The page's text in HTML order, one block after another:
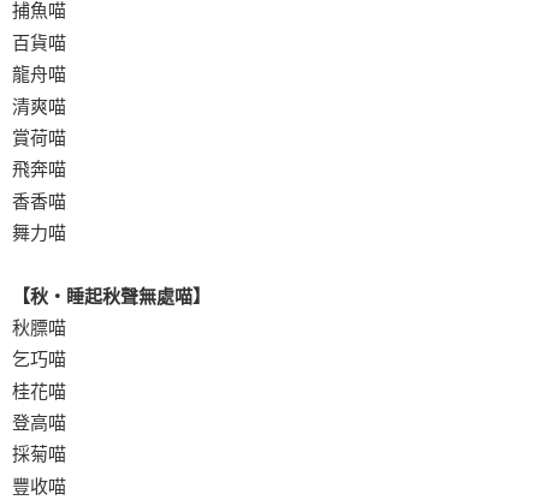
捕魚喵
百貨喵
龍舟喵
清爽喵
賞荷喵
飛奔喵
香香喵
舞力喵
【秋‧睡起秋聲無處喵】
秋膘喵
乞巧喵
桂花喵
登高喵
採菊喵
豐收喵